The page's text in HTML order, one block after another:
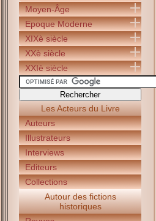
Moyen-Âge
Epoque Moderne
XIXè siècle
XXè siècle
XXIè siècle
Les Acteurs du Livre
Auteurs
Illustrateurs
Interviews
Editeurs
Collections
Autour des fictions
historiques